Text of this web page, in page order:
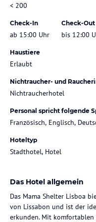
< 200
Check-In
ab 15:00 Uhr
Check-Out
bis 12:00
Haustiere
Erlaubt
Nichtraucher- und
Nichtraucherhotel
Personal spricht folgende
Französisch, Englisch,
Hoteltyp
Stadthotel, Hotel
Das Hotel allgemein
Das Mama Shelter Lisboa
von Lissabon und ist der
erkunden. Mit komfortablen